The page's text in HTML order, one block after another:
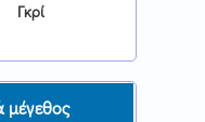
Γκρί